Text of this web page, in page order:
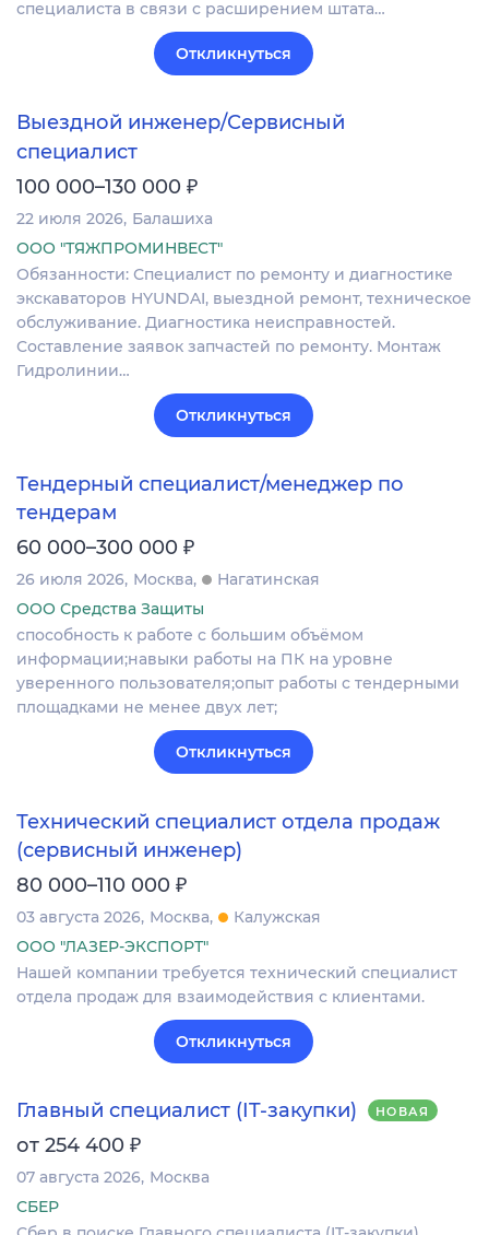
специалиста в связи с расширением штата…
Откликнуться
Выездной инженер/Сервисный
специалист
100 000–130 000 ₽
22 июля 2026 Балашиха
ООО "ТЯЖПРОМИНВЕСТ"
Обязанности: Специалист по ремонту и диагностике
экскаваторов HYUNDAI, выездной ремонт, техническое
обслуживание. Диагностика неисправностей.
Составление заявок запчастей по ремонту. Монтаж
Гидролинии…
Откликнуться
Тендерный специалист/менеджер по
тендерам
60 000–300 000 ₽
26 июля 2026 Москва
Нагатинская
ООО Средства Защиты
способность к работе с большим объёмом
информации;навыки работы на ПК на уровне
уверенного пользователя;опыт работы с тендерными
площадками не менее двух лет;
Откликнуться
Технический специалист отдела продаж
(сервисный инженер)
80 000–110 000 ₽
03 августа 2026 Москва
Калужская
ООО "ЛАЗЕР-ЭКСПОРТ"
Нашей компании требуется технический специалист
отдела продаж для взаимодействия с клиентами.
Откликнуться
Главный специалист (IT-закупки) НОВАЯ
от 254 400 ₽
07 августа 2026 Москва
СБЕР